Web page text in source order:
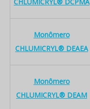
Monômero
CHLUMICRYL® DEAEA
Monômero
CHLUMICRYL® DEAM